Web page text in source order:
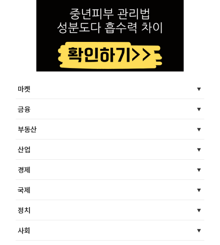
마켓
금융
부동산
산업
경제
국제
정치
사회